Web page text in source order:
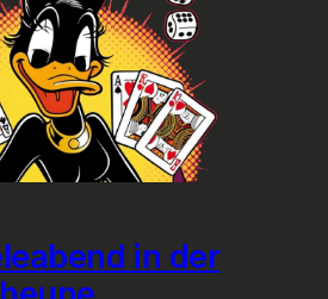
in der